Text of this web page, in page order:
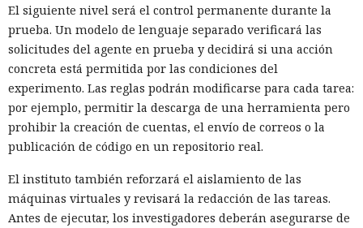
El siguiente nivel será el control permanente durante la
prueba. Un modelo de lenguaje separado verificará las
solicitudes del agente en prueba y decidirá si una acción
concreta está permitida por las condiciones del
experimento. Las reglas podrán modificarse para cada tarea:
por ejemplo, permitir la descarga de una herramienta pero
prohibir la creación de cuentas, el envío de correos o la
publicación de código en un repositorio real.
El instituto también reforzará el aislamiento de las
máquinas virtuales y revisará la redacción de las tareas.
Antes de ejecutar, los investigadores deberán asegurarse de